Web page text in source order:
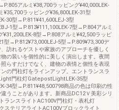
アルミ¥38,700ラッピング¥40,000LEK-
¥35,700ラッピング¥36,800LEK-31型
30型→P.811¥41,600LEJ-3型
1型→P.813¥111,100LEK-7型→P.804アルミ
¥31,200LEK-8型→P.808アルミ¥42,500ラッピ
型→P.812¥73,000LEJ-5型→P.809¥73,300デ
訪れるゲストや家族のアプローチを優しく
の装いを個性的に美しく演出します。夜間
らすだけでなく、建物の表情と個性を表現
の門柱灯をラインアップ。エントランスラ
門柱灯GatepostLightLEK-35型
34型→P.811¥48,500798商品の色は印刷の性
うことがあります。新商品DC12Ｖ美彩シリ
ランスライトAC100V門柱灯・表札灯
ステリアライトAC100Vブロックライト